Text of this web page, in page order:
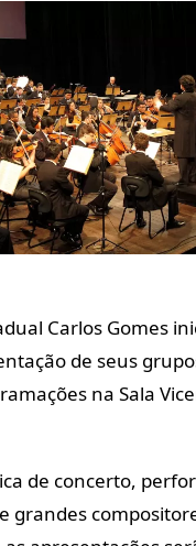
Carlos Gomes
de seus
na Sala
de concerto,
grandes